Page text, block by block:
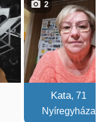
Kata, 71
Nyíregyháza
2